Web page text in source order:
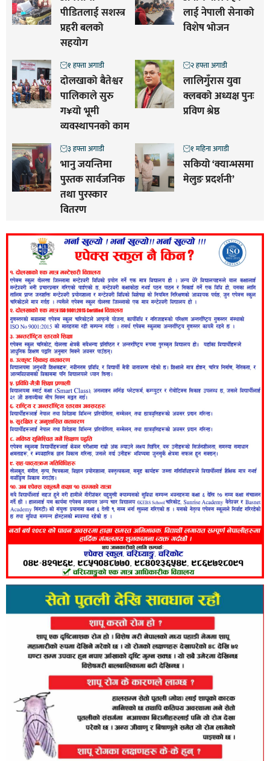
पीडितलाई सशस्त्र
प्रहरी बलको
सहयोग
लाई नेपाली सेनाको
विशेष भोजन
दोलखाको बैतेश्वर
पालिकाले सुरु
ग¥यो भूमी
व्यवस्थापनको काम
१ हफ्ता अगाडी
लालिगुँरास युवा
क्लबको अध्यक्ष पुनः
प्रविण श्रेष्ठ
२ हफ्ता अगाडी
भानु जयन्तिमा
पुस्तक सार्वजनिक
तथा पुरस्कार
वितरण
३ हफ्ता अगाडी
सकियो ‘क्यान्भसमा
मेलुङ प्रदर्शनी’
१ महिना अगाडी